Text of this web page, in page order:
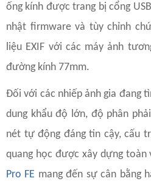
ống kính được trang bị cổng
nhật firmware và tùy chỉnh
liệu EXIF với các máy ảnh
đường kính 77mm.
Đối với các nhiếp ảnh gia đang
dung khẩu độ lớn, độ phân
nét tự động đáng tin cậy, cấu
quang học được xây dựng toàn
Pro FE mang đến sự cân bằng